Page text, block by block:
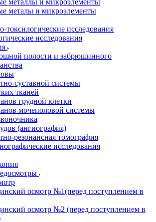
металлы и микроэлементы
металы и микроэлементы
токсилогические исследования
исследования
полости и забрюшинного
суставной системы
тканей
грудной клетки
мочеполовой системы
(ангиография)
резонансная томография
исследования
осмотр №1(перед поступлением в
осмотр №2 (перед поступлением в